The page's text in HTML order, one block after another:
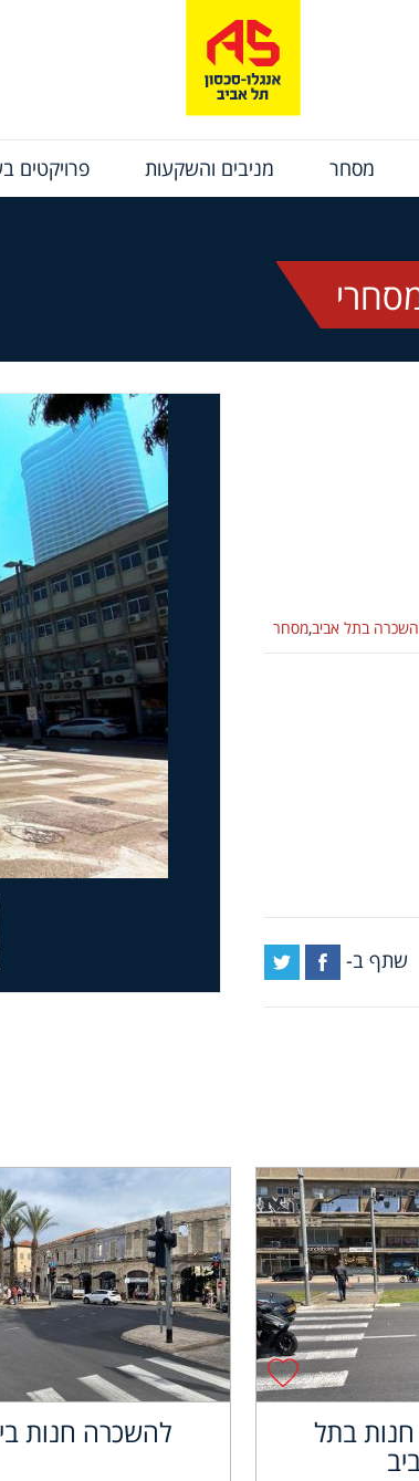
מסחר מניבים והשקעות פרויקטים
בתל אביב,מסחר
שתף ב-
בתל להשכרה חנות